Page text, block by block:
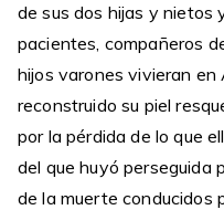
de sus dos hijas y nietos
pacientes, compañeros
hijos varones vivieran en
reconstruido su piel
por la pérdida de lo que
del que huyó perseguida
de la muerte conducidos